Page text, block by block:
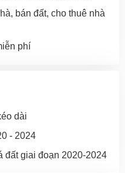
bán đất, cho thuê nhà
phí
dài
- 2024
đất giai đoạn 2020-2024